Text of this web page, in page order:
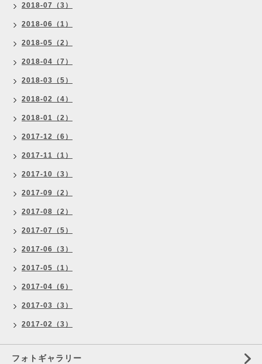
2018-07（3）
2018-06（1）
2018-05（2）
2018-04（7）
2018-03（5）
2018-02（4）
2018-01（2）
2017-12（6）
2017-11（1）
2017-10（3）
2017-09（2）
2017-08（2）
2017-07（5）
2017-06（3）
2017-05（1）
2017-04（6）
2017-03（3）
2017-02（3）
フォトギャラリー